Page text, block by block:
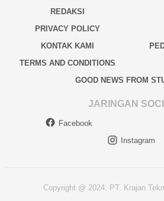
REDAKSI
PRIVACY POLICY
KONTAK KAMI
TERMS AND CONDITIONS
GOOD NEWS FROM
JARINGAN
Facebook
Instagram
Copyright @ 2024. PT. Krajan